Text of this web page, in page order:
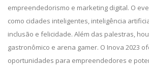
empreendedorismo e marketing digital. O
como cidades inteligentes, inteligência
inclusão e felicidade. Além das palestras,
gastronômico e arena gamer. O Inova 2023
oportunidades para empreendedores e